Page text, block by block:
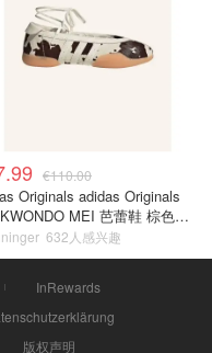
€110.00
Originals adidas Originals
MEI 芭蕾鞋 棕色米
632人感兴趣
InRewards
版权声明